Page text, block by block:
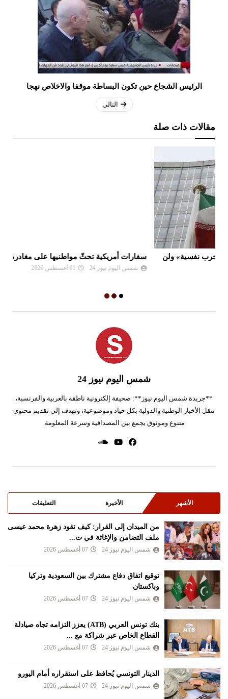
الرئيس الشجاع حين تكون البساطة موقفا والاخلاص نهجا
التالي
مقالات ذات صلة
سفارات أمريكية تحثّ مواطنيها على مغادرة الشرق الأوسط
01 أغسطس 2026
شمس اليوم نيوز 24
**جريدة شمس اليوم نيوز**: صحيفة إلكترونية ناطقة بالعربية والفرنسية،
تنقل الأخبار الوطنية والدولية بكل حياد وموضوعية، وتهدف إلى تقديم محتوى
متنوع وموثوق يجمع بين المصداقية وسرعة المعلومة.
الأشهر الأخيرة التعليقات
من الميدان إلى القرار: كيف تقود زهرة محمد عيسى
ملف التضامن والإغاثة في ت...
شمس اليوم نيوز 24 07 أغسطس 2026
توقيع اتفاق دفاع مشترك بين السعودية وتركيا
وباكستان
شمس اليوم نيوز 24 07 أغسطس 2026
بنك تونس العربي (ATB) يعزز التزامه تجاه صيادلة
القطاع الخاص عبر شراكة مع ...
شمس اليوم نيوز 24 07 أغسطس 2026
الدينار التونسي يُحافظ على استقراره أمام اليورو
شمس اليوم نيوز 24 07 أغسطس 2026